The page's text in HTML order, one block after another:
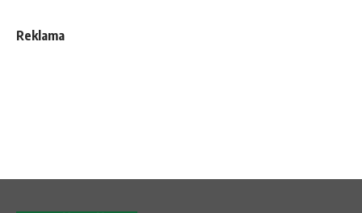
Reklama